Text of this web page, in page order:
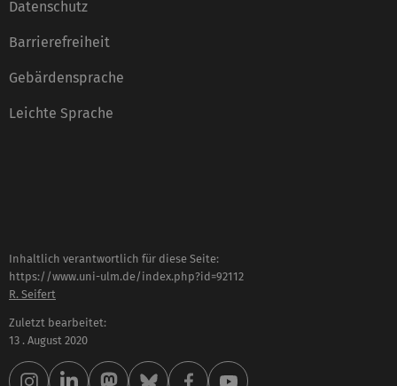
Datenschutz
Barrierefreiheit
Gebärdensprache
Leichte Sprache
Inhaltlich verantwortlich für diese Seite:
https://www.uni-ulm.de/index.php?id=92112
R. Seifert
Zuletzt bearbeitet:
13 . August 2020